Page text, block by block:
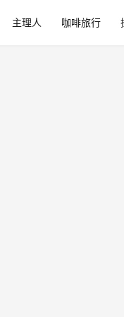
主理人 咖啡旅行